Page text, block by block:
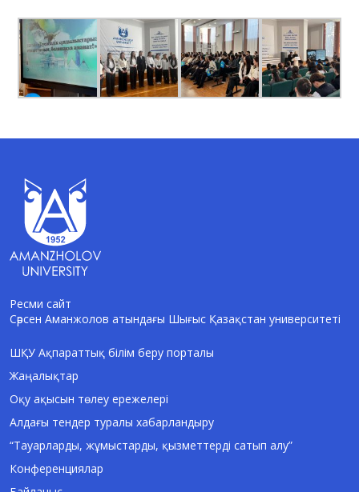
Ресми сайт
Сәрсен Аманжолов атындағы Шығыс Қазақстан университеті
ШҚУ Ақпараттық білім беру порталы
Жаңалықтар
Оқу ақысын төлеу ережелері
Алдағы тендер туралы хабарландыру
“Тауарларды, жұмыстарды, қызметтерді сатып алу”
Конференциялар
AI-Talapker
Сәлем! Мен AI-Talapker — Сәрсен
Аманжолов атындағы Шығыс Қазақстан
университеті (ШҚУ) көмекшісімін.
Бакалавриат, магистратура, докторантура